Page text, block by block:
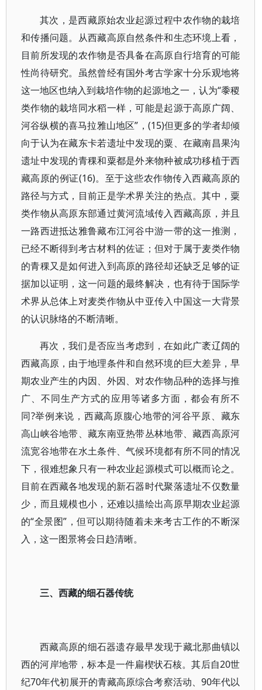
其次，是西藏原始农业起源过程中农作物的栽培
和传播问题。从西藏高原自然条件和生态环境上看，
目前所发现的农作物是否具备在高原自行培育的可能
性尚待研究。虽然曾经有国外考古学家十分乐观地将
这一地区也纳入到栽培作物的起源地之一，认为“黍稷
类作物的栽培同水稻一样，可能是起源于高原广阔、
河谷纵横的喜马拉雅山地区”，(15)但更多的学者却倾
向于认为在藏东卡若遗址中发现的粟、在藏南昌果沟
遗址中发现的青稞和粟都是外来物种被成功移植于西
藏高原的例证(16)。至于这些农作物传入西藏高原的
路径与方式，目前正是学术界关注的热点。其中，粟
类作物从高原东部通过黄河流域传入西藏高原，并且
一路西进抵达雅鲁藏布江河谷中游一带的这一推测，
已经不断得到考古材料的佐证；但对于属于麦类作物
的青稞又是如何进入到高原的路径却还缺乏足够的证
据加以证明，这一问题的最终解决，也有待于国际学
术界从总体上对麦类作物从中亚传入中国这一大背景
的认识脉络的不断清晰。
再次，我们是否应当考虑到，在如此广袤辽阔的
西藏高原，由于地理条件和自然环境的巨大差异，早
期农业产生的内因、外因、对农作物品种的选择与推
广、不同生产方式的应用等诸多方面，都会有所不
同?举例来说，西藏高原腹心地带的河谷平原、藏东
高山峡谷地带、藏东南亚热带丛林地带、藏西高原河
流宽谷地带在水土条件、气候环境都有所不同的情况
下，很难想象只有一种农业起源模式可以概而论之。
目前在西藏各地发现的新石器时代聚落遗址不仅数量
少，而且规模也小，还难以描绘出高原早期农业起源
的“全景图”，但可以期待随着未来考古工作的不断深
入，这一图景将会日趋清晰。
三、西藏的细石器传统
西藏高原的细石器遗存最早发现于藏北那曲镇以
西的河岸地带，标本是一件扁楔状石核。其后自20世
纪70年代初展开的青藏高原综合考察活动、90年代以